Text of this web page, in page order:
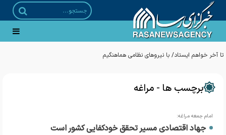
برچسب ها - مراغه
امام جمعه مراغه:
جهاد اقتصادی مسیر تحقق خودکفایی کشور است